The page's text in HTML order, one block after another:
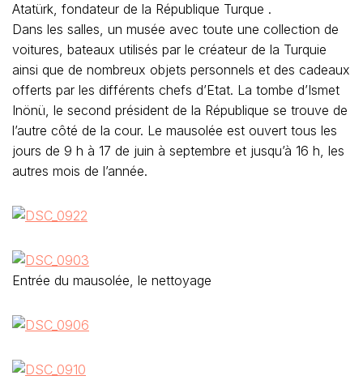
Atatürk, fondateur de la République Turque .
Dans les salles, un musée avec toute une collection de
voitures, bateaux utilisés par le créateur de la Turquie
ainsi que de nombreux objets personnels et des cadeaux
offerts par les différents chefs d’Etat. La tombe d’Ismet
Inönü, le second président de la République se trouve de
l’autre côté de la cour. Le mausolée est ouvert tous les
jours de 9 h à 17 de juin à septembre et jusqu’à 16 h, les
autres mois de l’année.
Entrée du mausolée, le nettoyage